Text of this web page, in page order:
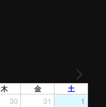
木 金 土
30 31 1